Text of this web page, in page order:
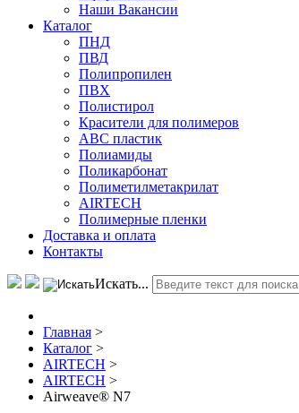
Наши Вакансии
Каталог
ПНД
ПВД
Полипропилен
ПВХ
Полистирол
Красители для полимеров
АВС пластик
Полиамиды
Поликарбонат
Полиметилметакрилат
AIRTECH
Полимерные пленки
Доставка и оплата
Контакты
Искать...
Главная >
Каталог >
AIRTECH >
AIRTECH >
Airweave® N7